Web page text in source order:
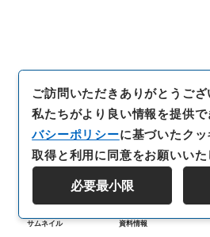
サムネイル 資料情報
ご訪問いただきありがとうござ
私たちがより良い情報を提供で
バシーポリシーに基づいたク
取得と利用に同意をお願いいた
必要最小限